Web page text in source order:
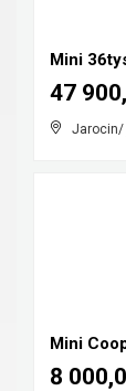
Jarocin/
47
Mini
8